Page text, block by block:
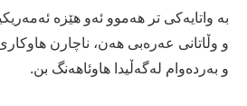
بە واتایەكی تر هەموو ئەو هێزە
و وڵاتانی عەرەبی هەن، ناچارن
و بەردەوام لەگەڵیدا هاوئاهەنگ بن.